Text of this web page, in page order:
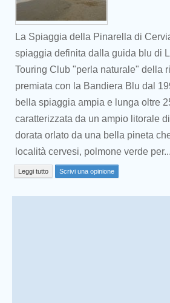
La Spiaggia della Pinarella di
spiaggia definita dalla guida blu di
Touring Club "perla naturale" della
premiata con la Bandiera Blu dal
bella spiaggia ampia e lunga oltre
caratterizzata da un ampio litorale
dorata orlato da una bella pineta
località cervesi, polmone verde per...
Leggi tutto Scrivi una opinione